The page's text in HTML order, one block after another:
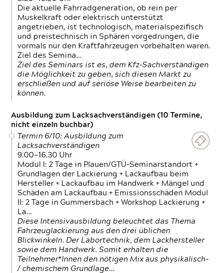
Die aktuelle Fahrradgeneration, ob rein per
Muskelkraft oder elektrisch unterstützt
angetrieben, ist technologisch, materialspezifisch
und preistechnisch in Sphären vorgedrungen, die
vormals nur den Kraftfahrzeugen vorbehalten waren.
Ziel des Semina…
Ziel des Seminars ist es, dem Kfz-Sachverständigen
die Möglichkeit zu geben, sich diesen Markt zu
erschließen und auf seriöse Weise bearbeiten zu
können.
Ausbildung zum Lacksachverständigen (10 Termine,
nicht einzeln buchbar)
Termin 6/10: Ausbildung zum
Lacksachverständigen
9.00—16.30 Uhr
Modul I: 2 Tage in Plauen/GTÜ-Seminarstandort +
Grundlagen der Lackierung + Lackaufbau beim
Hersteller + Lackaufbau im Handwerk + Mängel und
Schäden am Lackaufbau + Emissionsschäden Modul
II: 2 Tage in Gummersbach + Workshop Lackierung +
La…
Diese Intensivausbildung beleuchtet das Thema
Fahrzeuglackierung aus den drei üblichen
Blickwinkeln. Der Labortechnik, dem Lackhersteller
sowie dem Handwerk. Somit erhalten die
Teilnehmer*Innen den nötigen Mix aus physikalisch-
/ chemischem Grundlage…